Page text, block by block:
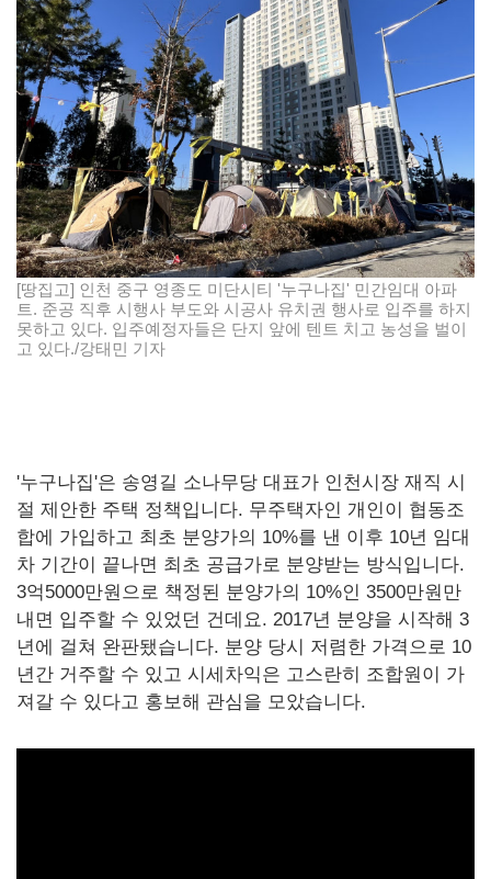
[땅집고] 인천 중구 영종도 미단시티 '누구나집' 민간임대 아파
트. 준공 직후 시행사 부도와 시공사 유치권 행사로 입주를 하지
못하고 있다. 입주예정자들은 단지 앞에 텐트 치고 농성을 벌이
고 있다./강태민 기자
'누구나집'은 송영길 소나무당 대표가 인천시장 재직 시
절 제안한 주택 정책입니다. 무주택자인 개인이 협동조
합에 가입하고 최초 분양가의 10%를 낸 이후 10년 임대
차 기간이 끝나면 최초 공급가로 분양받는 방식입니다.
3억5000만원으로 책정된 분양가의 10%인 3500만원만
내면 입주할 수 있었던 건데요. 2017년 분양을 시작해 3
년에 걸쳐 완판됐습니다. 분양 당시 저렴한 가격으로 10
년간 거주할 수 있고 시세차익은 고스란히 조합원이 가
져갈 수 있다고 홍보해 관심을 모았습니다.